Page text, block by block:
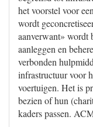
het voorstel voor
wordt
aanverwant» wordt
aanleggen en
verbonden
infrastructuur voor
voertuigen. Het is
bezien of hun
kaders passen.